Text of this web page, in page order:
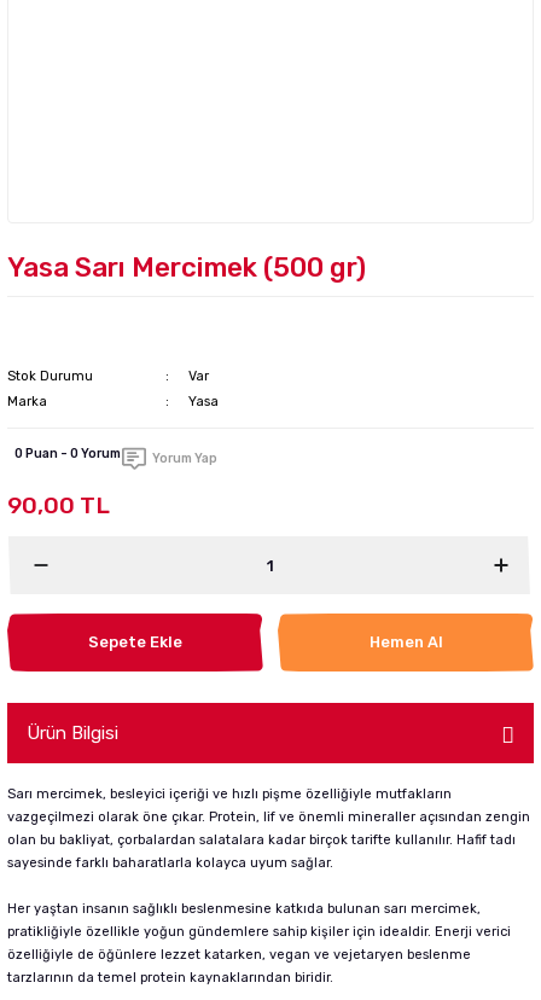
Yasa Sarı Mercimek (500 gr)
Stok Durumu
Var
Marka
Yasa
0 Puan - 0 Yorum Yorum Yap
90,00 TL
Sepete Ekle Hemen Al
Ürün Bilgisi
Sarı mercimek, besleyici içeriği ve hızlı pişme özelliğiyle mutfakların
vazgeçilmezi olarak öne çıkar. Protein, lif ve önemli mineraller açısından zengin
olan bu bakliyat, çorbalardan salatalara kadar birçok tarifte kullanılır. Hafif tadı
sayesinde farklı baharatlarla kolayca uyum sağlar.
Her yaştan insanın sağlıklı beslenmesine katkıda bulunan sarı mercimek,
pratikliğiyle özellikle yoğun gündemlere sahip kişiler için idealdir. Enerji verici
özelliğiyle de öğünlere lezzet katarken, vegan ve vejetaryen beslenme
tarzlarının da temel protein kaynaklarından biridir.